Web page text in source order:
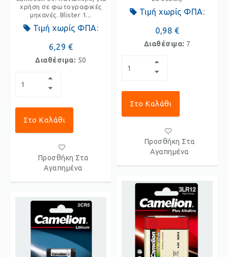
χρήση σε φωτογραφικές
μηχανές. Blister 1...
Τιμή χωρίς ΦΠΑ:
6,29 €
Διαθέσιμα: 50
Στο Καλάθι
Προσθήκη Στα
Αγαπημένα
Τιμή χωρίς ΦΠΑ:
0,98 €
Διαθέσιμα: 7
Στο Καλάθι
Προσθήκη Στα
Αγαπημένα